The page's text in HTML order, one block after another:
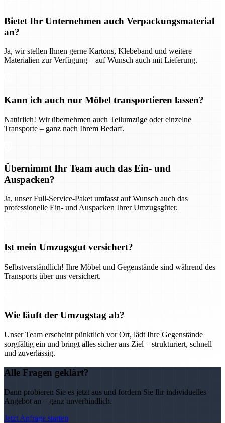
Bietet Ihr Unternehmen auch Verpackungsmaterial
an?
Ja, wir stellen Ihnen gerne Kartons, Klebeband und weitere
Materialien zur Verfügung – auf Wunsch auch mit Lieferung.
Kann ich auch nur Möbel transportieren lassen?
Natürlich! Wir übernehmen auch Teilumzüge oder einzelne
Transporte – ganz nach Ihrem Bedarf.
Übernimmt Ihr Team auch das Ein- und
Auspacken?
Ja, unser Full-Service-Paket umfasst auf Wunsch auch das
professionelle Ein- und Auspacken Ihrer Umzugsgüter.
Ist mein Umzugsgut versichert?
Selbstverständlich! Ihre Möbel und Gegenstände sind während des
Transports über uns versichert.
Wie läuft der Umzugstag ab?
Unser Team erscheint pünktlich vor Ort, lädt Ihre Gegenstände
sorgfältig ein und bringt alles sicher ans Ziel – strukturiert, schnell
und zuverlässig.
Alle Fragen geklärt?
Dann probieren Sie es jetzt aus und fordern Sie Ihr individuelles
Angebot an – ganz unverbindlich.
Jetzt Anfrage starten